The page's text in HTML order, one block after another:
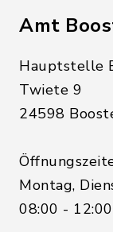
Amt
Hauptstelle
Twiete 9
24598
Montag,
08:00 -